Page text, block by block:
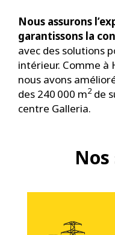
Nous assurons
garantissons la
avec des solutions
intérieur. Comme à
nous avons
des 240 000 m2 de
centre Galleria.